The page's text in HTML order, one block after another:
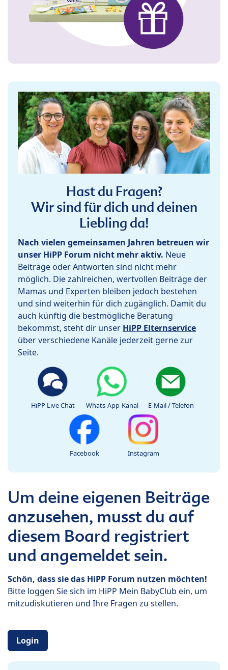
Hast du Fragen?
Wir sind für dich und deinen
Liebling da!
Nach vielen gemeinsamen Jahren betreuen wir
unser HiPP Forum nicht mehr aktiv. Neue
Beiträge oder Antworten sind nicht mehr
möglich. Die zahlreichen, wertvollen Beiträge der
Mamas und Experten bleiben jedoch bestehen
und sind weiterhin für dich zugänglich. Damit du
auch künftig die bestmögliche Beratung
bekommst, steht dir unser HiPP Elternservice
über verschiedene Kanäle jederzeit gerne zur
Seite.
HiPP Live Chat Whats-App-Kanal E-Mail / Telefon
Facebook Instagram
Um deine eigenen Beiträge
anzusehen, musst du auf
diesem Board registriert
und angemeldet sein.
Schön, dass sie das HiPP Forum nutzen möchten!
Bitte loggen Sie sich im HiPP Mein BabyClub ein, um
mitzudiskutieren und Ihre Fragen zu stellen.
Login